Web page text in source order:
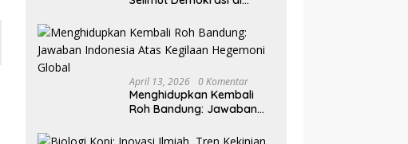
April 13, 2026 0 Komentar
Menghidupkan Kembali
Roh Bandung: Jawaban
Hegemoni Global